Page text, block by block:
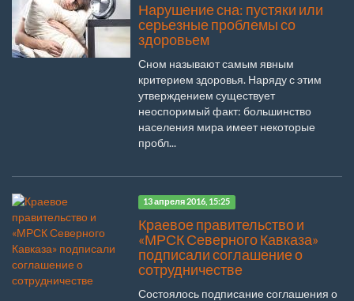
Нарушение сна: пустяки или
серьезные проблемы со
здоровьем
Сном называют самым явным
критерием здоровья. Наряду с этим
утверждением существует
неоспоримый факт: большинство
населения мира имеет некоторые
пробл...
13 апреля 2016, 15:25
Краевое правительство и
«МРСК Северного Кавказа»
подписали соглашение о
сотрудничестве
Состоялось подписание соглашения о